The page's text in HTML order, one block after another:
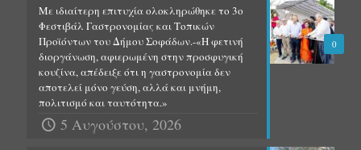
0
Με ιδιαίτερη επιτυχία ολοκληρώθηκε το 3ο
Φεστιβάλ Γαστρονομίας και Τοπικών
Προϊόντων του Δήμου Σοφάδων.-«Η φετινή
διοργάνωση, αφιερωμένη στην προσφυγική
κουζίνα, απέδειξε ότι η γαστρονομία δεν
αποτελεί μόνο γεύση, αλλά και μνήμη,
πολιτισμό και ταυτότητα.»
5 Αυγούστου, 2026